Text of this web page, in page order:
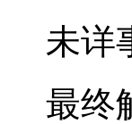
未详
最终